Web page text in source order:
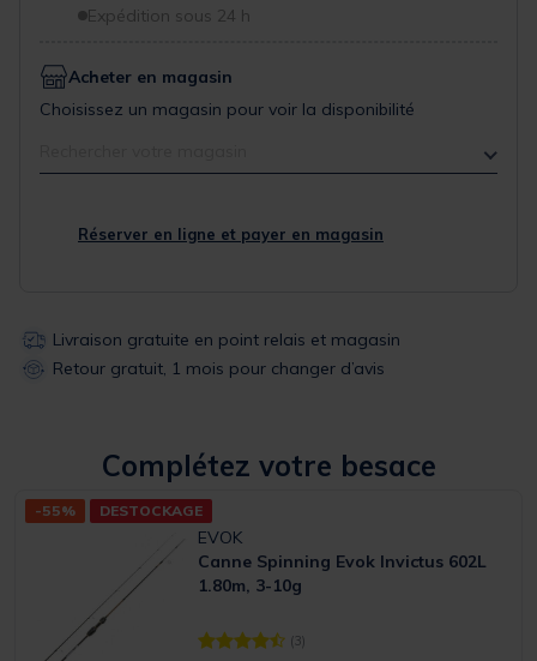
Expédition sous 24 h
Acheter en magasin
Choisissez un magasin pour voir la disponibilité
Réserver en ligne et payer en magasin
Livraison gratuite en point relais et magasin
Retour gratuit, 1 mois pour changer d’avis
Complétez votre besace
-55% DESTOCKAGE
EVOK
Canne Spinning Evok Invictus 602L
1.80m, 3-10g
[object Object] out of 5 Customer Rating
(3)